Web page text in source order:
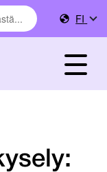
FI